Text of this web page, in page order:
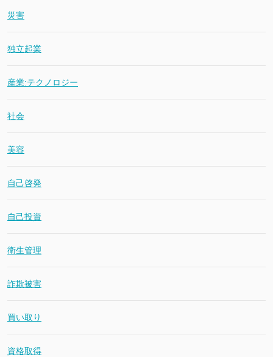
災害
独立起業
産業:テクノロジー
社会
美容
自己啓発
自己投資
衛生管理
詐欺被害
買い取り
資格取得